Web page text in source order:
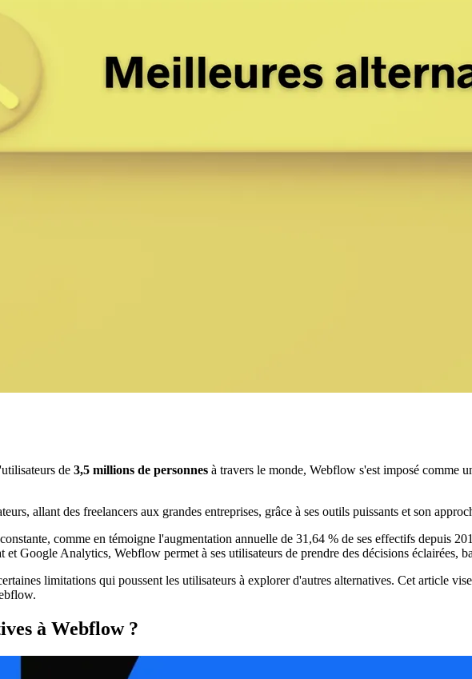
de 3,5 millions de personnes à travers le monde, Webflow s'est imposé comme
allant des freelancers aux grandes entreprises, grâce à ses outils puissants et son
comme en témoigne l'augmentation annuelle de 31,64 % de ses effectifs depuis
Google Analytics, Webflow permet à ses utilisateurs de prendre des décisions éclairées,
limitations qui poussent les utilisateurs à explorer d'autres alternatives. Cet article
à Webflow ?